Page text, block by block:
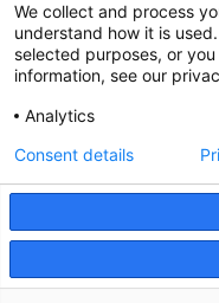
@CGTCatalunya
cgtcatalunya
CGTCatalunya
cgtcatalunya
We collect and process
understand how it is
selected purposes, or
information, see our
Analytics
Consent details